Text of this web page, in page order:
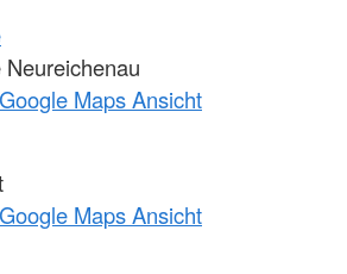
Maps Ansicht
Maps Ansicht